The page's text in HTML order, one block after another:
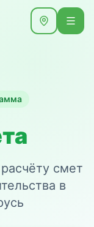
смет
в